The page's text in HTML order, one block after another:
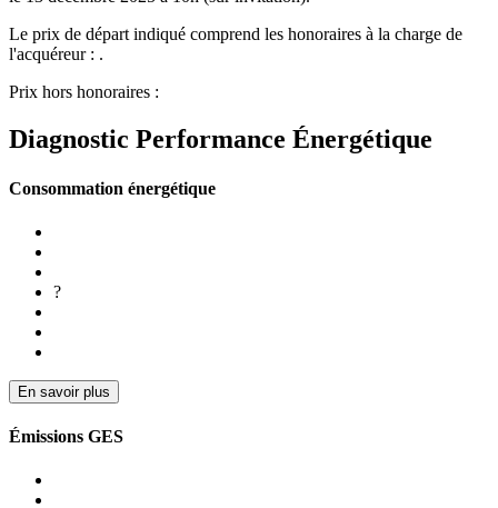
Le prix de départ indiqué comprend les honoraires à la charge de
l'acquéreur : .
Prix hors honoraires :
Diagnostic Performance Énergétique
Consommation énergétique
?
En savoir plus
Émissions GES